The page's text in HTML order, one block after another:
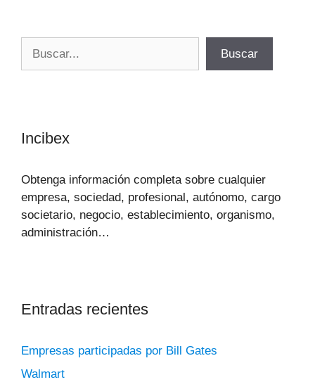
Buscar
Incibex
Obtenga información completa sobre cualquier
empresa, sociedad, profesional, autónomo, cargo
societario, negocio, establecimiento, organismo,
administración…
Entradas recientes
Empresas participadas por Bill Gates
Walmart